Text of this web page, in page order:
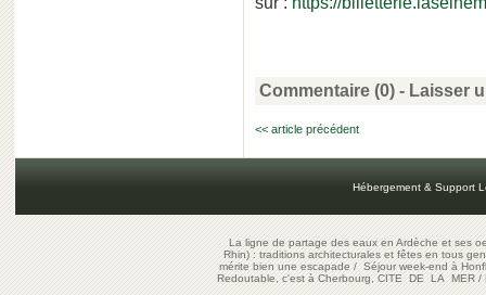
Commentaire (0) - Laisser
<< article précédent
Hébergement & Support
La ligne de partage des eaux en Ardèche et ses
Rhin) : traditions architecturales et fêtes en tous
mérite bien une escapade/Séjour week-end à
Redoutable, c'est à Cherbourg, CITE DE LA MER/